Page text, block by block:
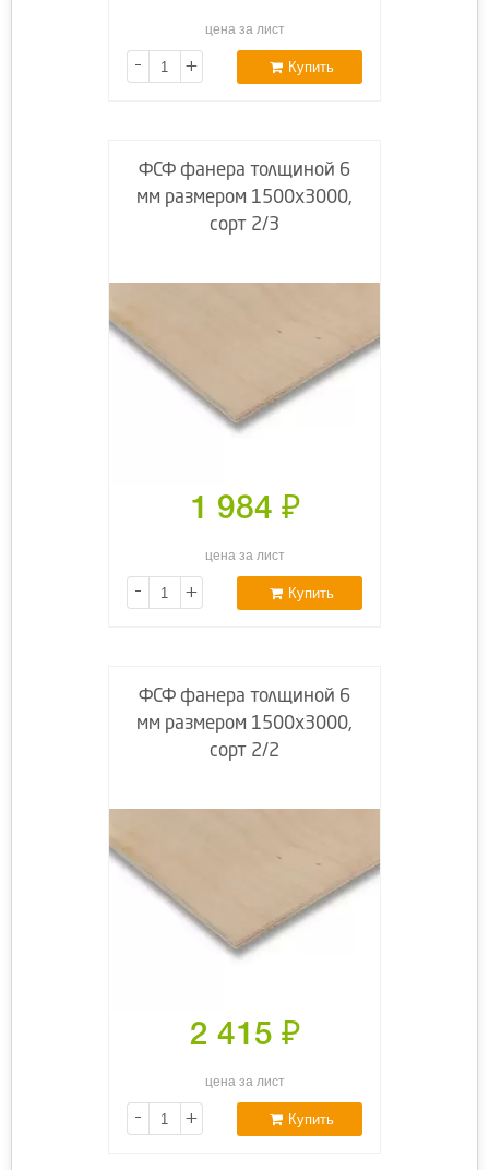
цена за лист
- + Купить
ФСФ фанера толщиной 6
мм размером 1500х3000,
сорт 2/3
1 984 ₽
цена за лист
- + Купить
ФСФ фанера толщиной 6
мм размером 1500х3000,
сорт 2/2
2 415 ₽
цена за лист
- + Купить